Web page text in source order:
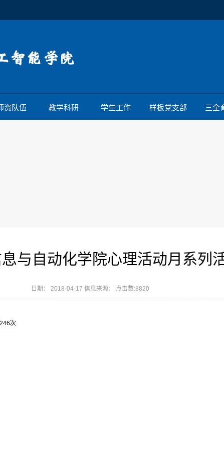
资队伍 教学科研 学生工作 样板党支部 三全
与自动化学院心理活动月系列
日期： 2018-04-17 信息来源： 点击数:8820
246次